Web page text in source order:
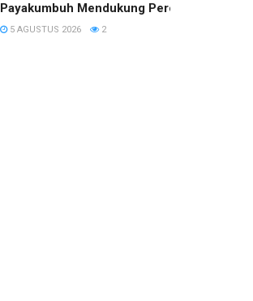
Payakumbuh Mendukung Percepatan
5 AGUSTUS 2026 2